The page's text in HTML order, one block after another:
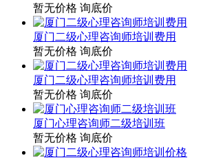
暂无价格 询底价
厦门二级心理咨询师培训费用
暂无价格 询底价
厦门二级心理咨询师培训费用
暂无价格 询底价
厦门心理咨询师二级培训班
暂无价格 询底价